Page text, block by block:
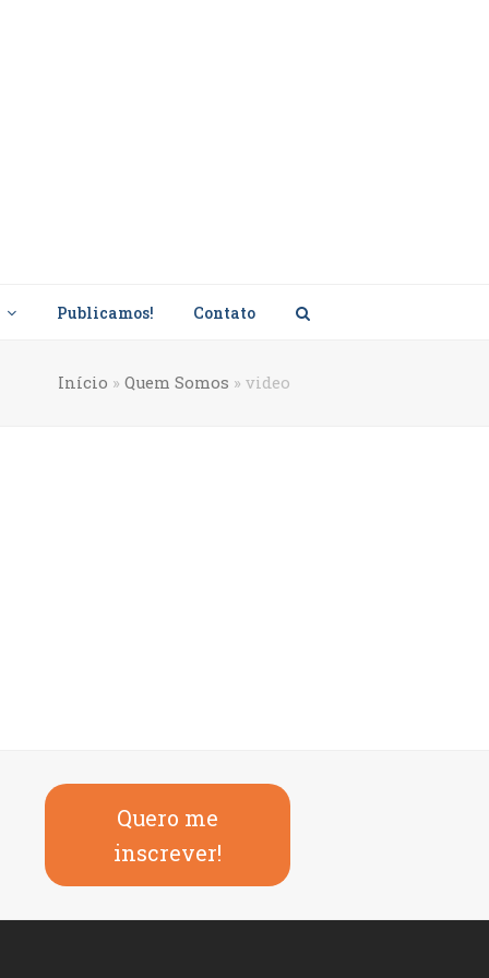
Publicamos! Contato
Início » Quem Somos » video
Quero me
inscrever!